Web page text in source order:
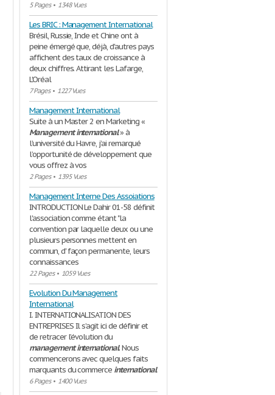
5 Pages• 1348 Vues
Les BRIC : Management International
Brésil, Russie, Inde et Chine ont à
peine émergé que, déjà, d'autres pays
affichent des taux de croissance à
deux chiffres. Attirant les Lafarge,
L'Oréal
7 Pages• 1227 Vues
Management International
Suite à un Master 2 en Marketing «
Managementinternational» à
l’université du Havre, j’ai remarqué
l’opportunité de développement que
vous offrez à vos
2 Pages• 1395 Vues
Management Interne Des Assoiations
INTRODUCTION Le Dahir 01-58 définit
l'association comme étant "la
convention par laquelle deux ou une
plusieurs personnes mettent en
commun, d' façon permanente, leurs
connaissances
22 Pages• 1059 Vues
Evolution Du Management
International
I. INTERNATIONALISATION DES
ENTREPRISES Il s’agit ici de définir et
de retracer l’évolution du
managementinternational. Nous
commencerons avec quelques faits
marquants du commerce international
6 Pages• 1400 Vues